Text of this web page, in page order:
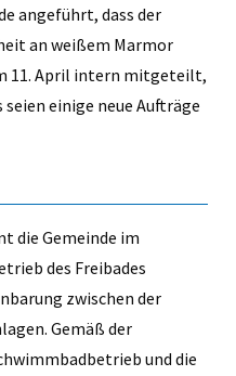
angeführt, dass der
an weißem Marmor
11. April intern mitgeteilt,
einige neue Aufträge
die Gemeinde im
des Freibades
zwischen der
Gemäß der
und die